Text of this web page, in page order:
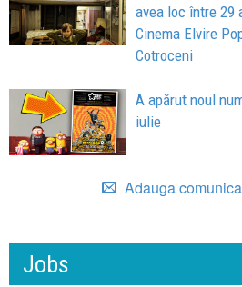
avea loc între 29
Cinema Elvire
Cotroceni
A apărut noul
iulie
Adauga
Jobs